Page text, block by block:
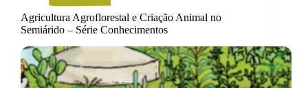
Agricultura Agroflorestal e Criação Animal no
Semiárido – Série Conhecimentos